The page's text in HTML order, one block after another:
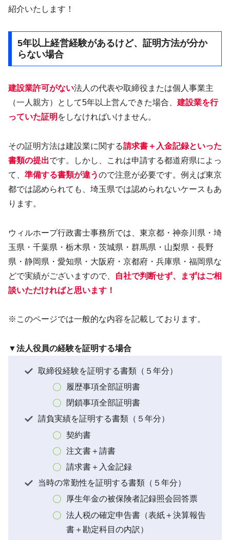
紹介いたします！
5年以上経営経験があるけど、証明方法が分か
らない場合
建設業許可がない法人の代表や取締役または個人事業主
（一人親方）として5年以上営んできた場合、 建設業を行
っていた証明 をしなければいけません。
その証明方法は建設業に関する請求書＋入金記録といった
書類の提出です。しかし、これは申請する都道府県によっ
て、 準備する書類が違うので注意が必要です。例えば東京
都では認められても、埼玉県では認められないケースもあ
ります。
ウィルホープ行政書士事務所では、東京都・神奈川県・埼
玉県・千葉県・栃木県・茨城県・群馬県・山梨県・長野
県・静岡県・愛知県・大阪府・京都府・兵庫県・福岡県な
どで実績がございますので、
自社で判断せず、まずはご相
談いただければと思います！
※このページでは一般的な内容を記載しております。
▼法人役員の経験を証明する場合
取締役経験を証明する書類（５年分）
履歴事項全部証明書
閉鎖事項全部証明書
請負実績を証明する書類（５年分）
契約書
注文書＋請書
請求書＋入金記録
当時の常勤性を証明する書類（５年分）
厚生年金の被保険者記録照会回答票
法人税の確定申告書（表紙＋決算報告
書＋勘定科目の内訳）